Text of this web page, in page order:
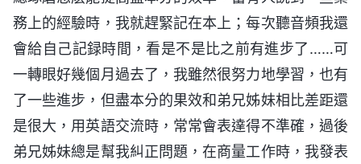
務上的經驗時，我就趕緊記在本上；每次聽音頻我還
會給自己記録時間，看是不是比之前有進步了……可
一轉眼好幾個月過去了，我雖然很努力地學習，也有
了一些進步，但盡本分的果效和弟兄姊妹相比差距還
是很大，用英語交流時，常常會表達得不準確，過後
弟兄姊妹總是幫我糾正問題，在商量工作時，我發表